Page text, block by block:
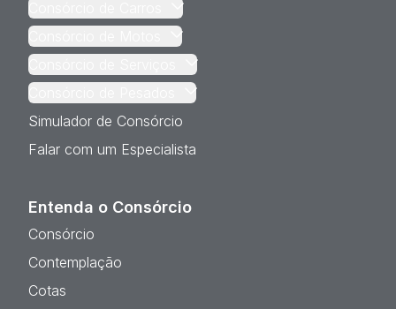
Simulador de Consórcio
Falar com um Especialista
Entenda o Consórcio
Consórcio
Contemplação
Cotas